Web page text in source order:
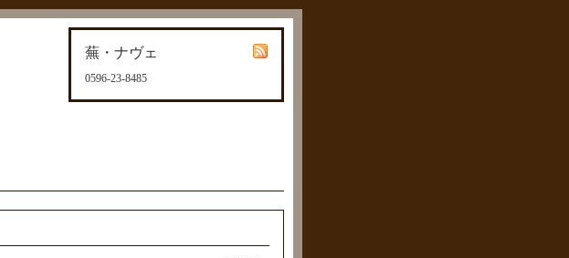
蕪・ナヴェ
0596-23-8485